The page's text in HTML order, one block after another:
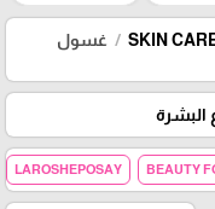
غسول
البشرة
BEAUTY
LAROSHEPOSAY